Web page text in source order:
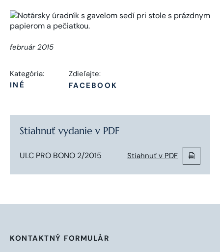
február 2015
Kategória:
INÉ
Zdieľajte:
FACEBOOK
Stiahnuť vydanie v PDF
ULC PRO BONO 2/2015 Stiahnuť v PDF
KONTAKTNÝ FORMULÁR